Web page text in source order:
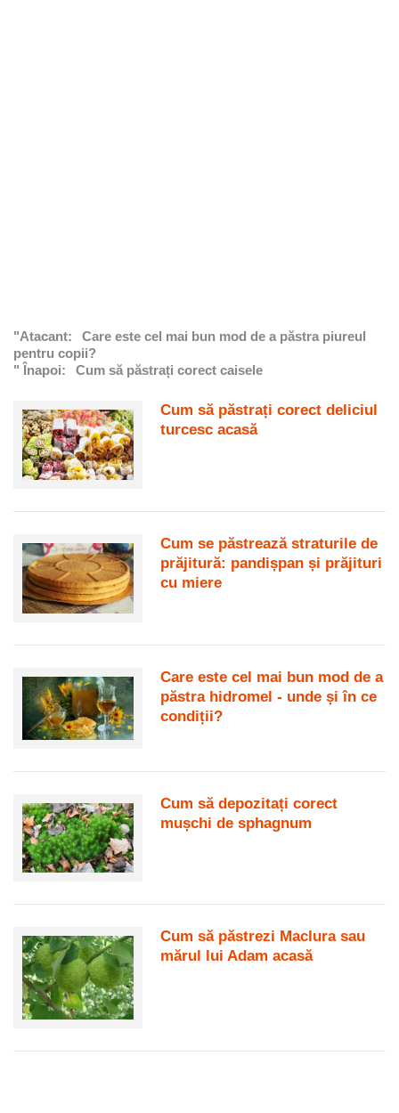
"Atacant:
Care este cel mai bun mod de a păstra piureul
pentru copii?
" Înapoi:
Cum să păstrați corect caisele
Cum să păstrați corect deliciul
turcesc acasă
Cum se păstrează straturile de
prăjitură: pandișpan și prăjituri
cu miere
Care este cel mai bun mod de a
păstra hidromel - unde și în ce
condiții?
Cum să depozitați corect
mușchi de sphagnum
Cum să păstrezi Maclura sau
mărul lui Adam acasă